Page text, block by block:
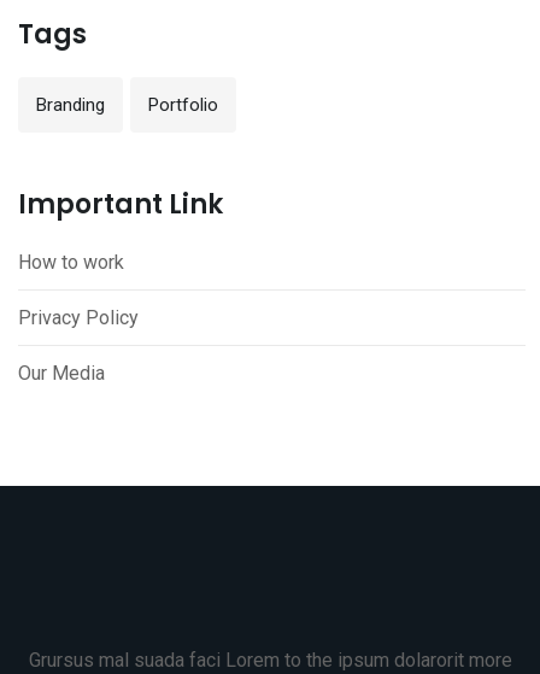
Tags
Branding Portfolio
Important Link
How to work
Privacy Policy
Our Media
Grursus mal suada faci Lorem to the ipsum dolarorit more